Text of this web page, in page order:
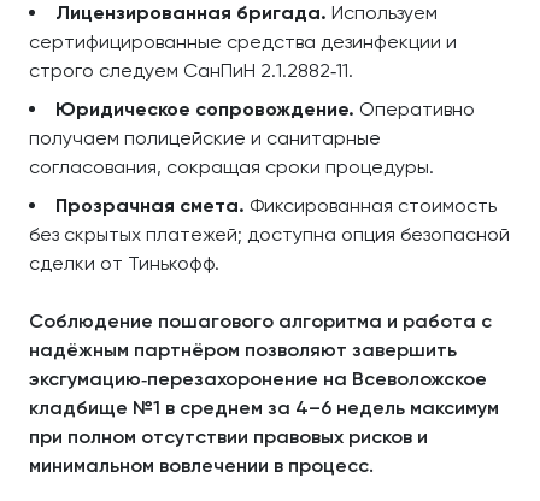
Лицензированная бригада. Используем
сертифицированные средства дезинфекции и
строго следуем СанПиН 2.1.2882‑11.
Юридическое сопровождение. Оперативно
получаем полицейские и санитарные
согласования, сокращая сроки процедуры.
Прозрачная смета. Фиксированная стоимость
без скрытых платежей; доступна опция безопасной
сделки от Тинькофф.
Соблюдение пошагового алгоритма и работа с
надёжным партнёром позволяют завершить
эксгумацию‑перезахоронение на Всеволожское
кладбище №1 в среднем за 4–6 недель максимум
при полном отсутствии правовых рисков и
минимальном вовлечении в процесс.